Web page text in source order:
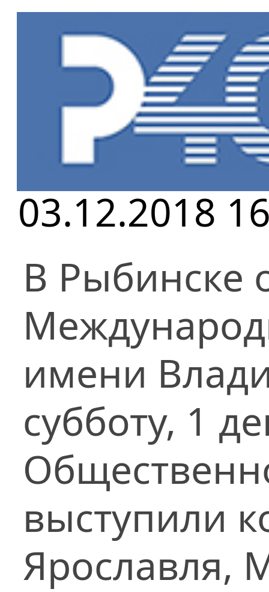
Главная»
ХОРОВОЙ
03.12.2018
В Рыбинске
имени
субботу, 1
выступили
Ярославля,